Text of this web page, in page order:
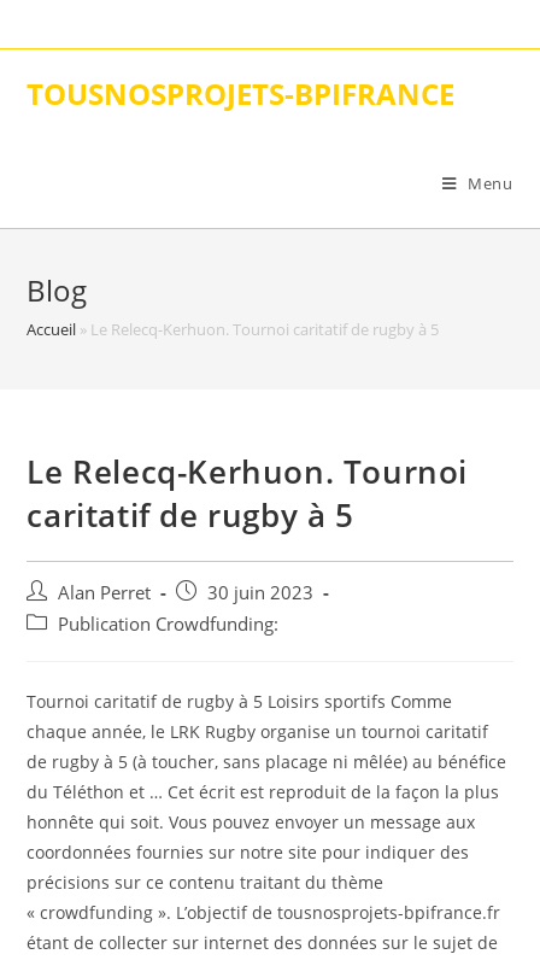
to
TOUSNOSPROJETS-BPIFRANCE
Menu
Blog
Accueil » Le Relecq-Kerhuon. Tournoi caritatif de rugby à 5
Le Relecq-Kerhuon. Tournoi
caritatif de rugby à 5
Auteur/autrice
de
Alan Perret
Post
published:
30 juin 2023
PostPublication Crowdfunding:
Tournoi caritatif de rugby à 5 Loisirs sportifs Comme
chaque année, le LRK Rugby organise un tournoi caritatif
de rugby à 5 (à toucher, sans placage ni mêlée) au bénéfice
du Téléthon et … Cet écrit est reproduit de la façon la plus
honnête qui soit. Vous pouvez envoyer un message aux
coordonnées fournies sur notre site pour indiquer des
précisions sur ce contenu traitant du thème
« crowdfunding ». L’objectif de tousnosprojets-bpifrance.fr
étant de collecter sur internet des données sur le sujet de